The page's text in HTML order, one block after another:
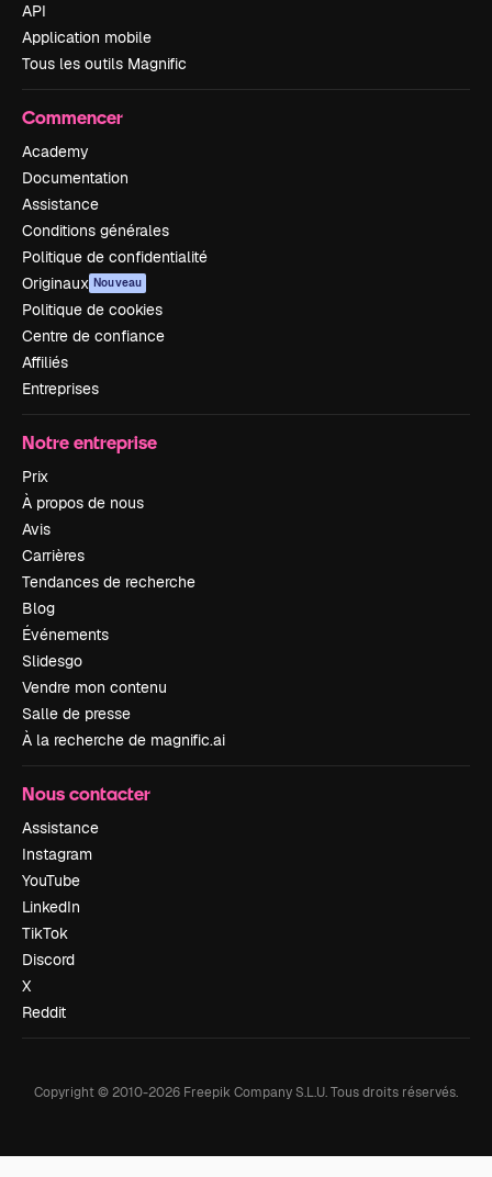
API
Application mobile
Tous les outils Magnific
Commencer
Academy
Documentation
Assistance
Conditions générales
Politique de confidentialité
Originaux Nouveau
Politique de cookies
Centre de confiance
Affiliés
Entreprises
Notre entreprise
Prix
À propos de nous
Avis
Carrières
Tendances de recherche
Blog
Événements
Slidesgo
Vendre mon contenu
Salle de presse
À la recherche de magnific.ai
Nous contacter
Assistance
Instagram
YouTube
LinkedIn
TikTok
Discord
X
Reddit
Copyright © 2010-2026 Freepik Company S.L.U.Tous droits réservés.